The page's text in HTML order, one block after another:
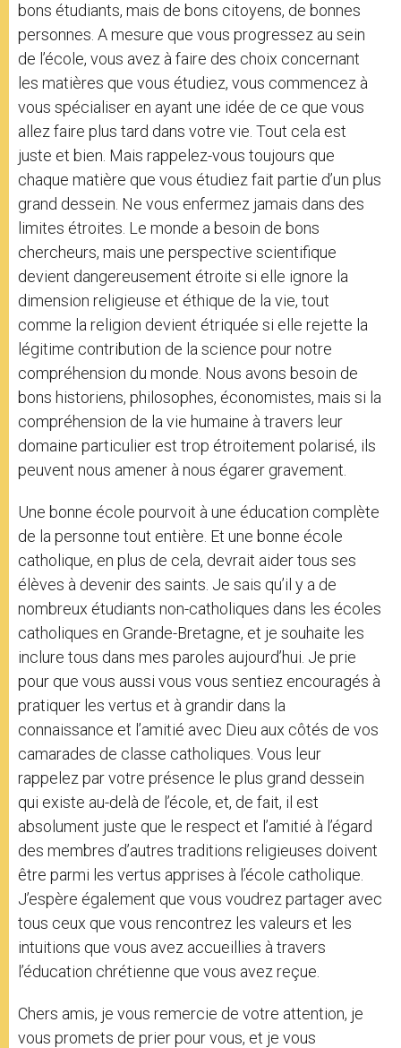
bons étudiants, mais de bons citoyens, de bonnes
personnes. A mesure que vous progressez au sein
de l’école, vous avez à faire des choix concernant
les matières que vous étudiez, vous commencez à
vous spécialiser en ayant une idée de ce que vous
allez faire plus tard dans votre vie. Tout cela est
juste et bien. Mais rappelez-vous toujours que
chaque matière que vous étudiez fait partie d’un plus
grand dessein. Ne vous enfermez jamais dans des
limites étroites. Le monde a besoin de bons
chercheurs, mais une perspective scientifique
devient dangereusement étroite si elle ignore la
dimension religieuse et éthique de la vie, tout
comme la religion devient étriquée si elle rejette la
légitime contribution de la science pour notre
compréhension du monde. Nous avons besoin de
bons historiens, philosophes, économistes, mais si la
compréhension de la vie humaine à travers leur
domaine particulier est trop étroitement polarisé, ils
peuvent nous amener à nous égarer gravement.
Une bonne école pourvoit à une éducation complète
de la personne tout entière. Et une bonne école
catholique, en plus de cela, devrait aider tous ses
élèves à devenir des saints. Je sais qu’il y a de
nombreux étudiants non-catholiques dans les écoles
catholiques en Grande-Bretagne, et je souhaite les
inclure tous dans mes paroles aujourd’hui. Je prie
pour que vous aussi vous vous sentiez encouragés à
pratiquer les vertus et à grandir dans la
connaissance et l’amitié avec Dieu aux côtés de vos
camarades de classe catholiques. Vous leur
rappelez par votre présence le plus grand dessein
qui existe au-delà de l’école, et, de fait, il est
absolument juste que le respect et l’amitié à l’égard
des membres d’autres traditions religieuses doivent
être parmi les vertus apprises à l’école catholique.
J’espère également que vous voudrez partager avec
tous ceux que vous rencontrez les valeurs et les
intuitions que vous avez accueillies à travers
l’éducation chrétienne que vous avez reçue.
Chers amis, je vous remercie de votre attention, je
vous promets de prier pour vous, et je vous